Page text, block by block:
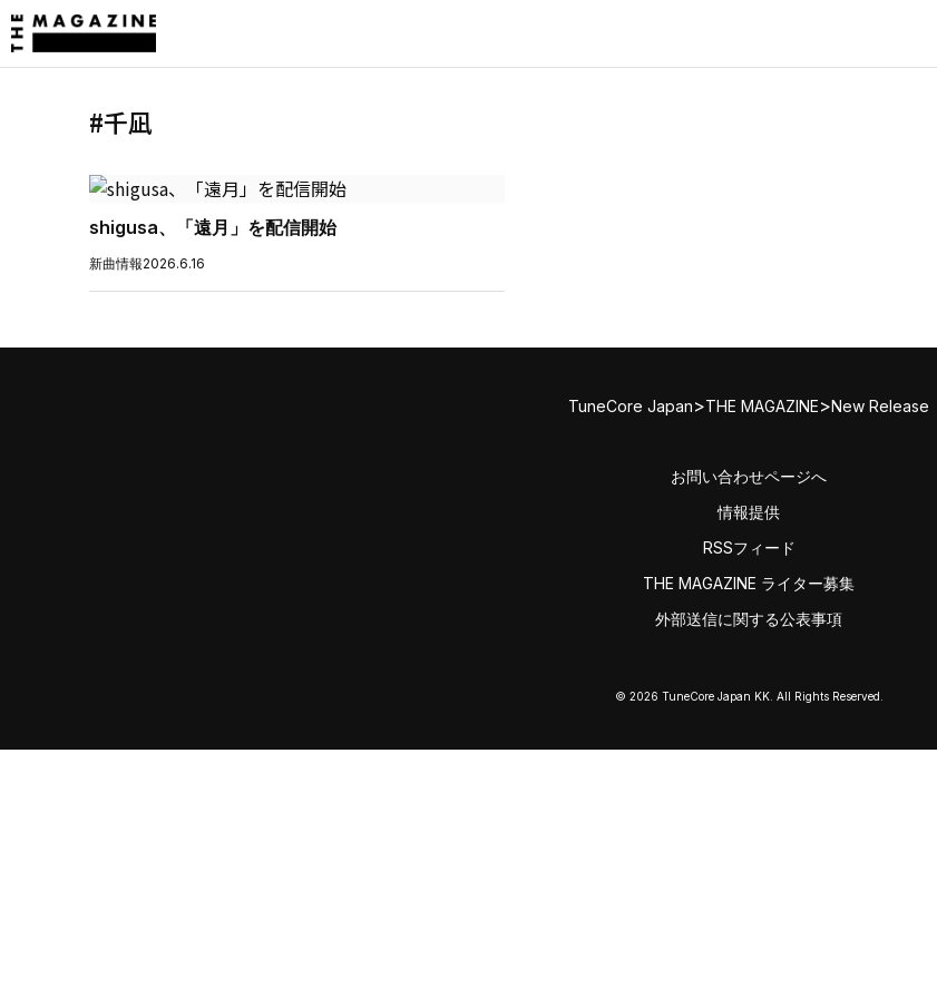
#千凪
shigusa、「遠月」を配信開始
新曲情報2026.6.16
TuneCore Japan>THE MAGAZINE>New Release
お問い合わせページへ
情報提供
RSSフィード
THE MAGAZINE ライター募集
外部送信に関する公表事項
© 2026 TuneCore Japan KK. All Rights Reserved.